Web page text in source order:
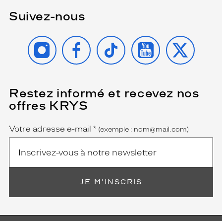
Suivez-nous
INSTAGRAMFACEBOOK
TIKTOK YOUTUBE
X
Restez informé et recevez nos
offres KRYS
Name
Votre adresse e-mail *
(Ce
champ
est
obligatoire)
(exemple : nom@mail.com)
JE M'INSCRIS